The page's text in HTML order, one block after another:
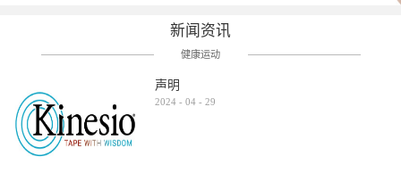
新闻资讯
健康运动
声明
2024 - 04 - 29